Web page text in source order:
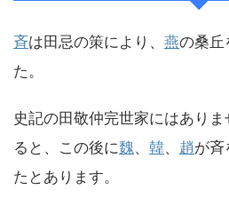
斉は田忌の策により、 燕の桑丘
た。
史記の田敬仲完世家にはあり
ると、この後に魏、 韓、 趙が斉
たとあります。